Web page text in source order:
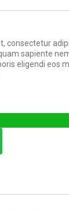
consectetur
sapiente
eligendi eos